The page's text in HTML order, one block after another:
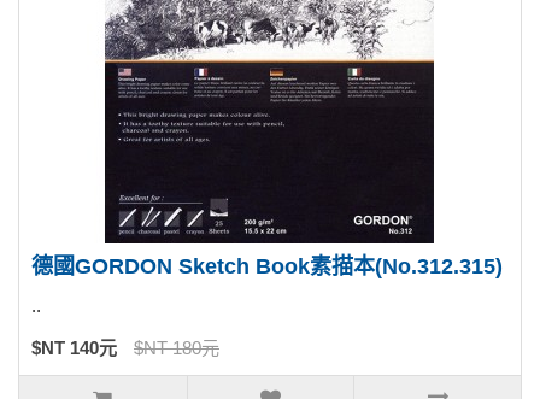
德國GORDON Sketch Book素描本(No.312.315)
..
$NT 140元 $NT 180元